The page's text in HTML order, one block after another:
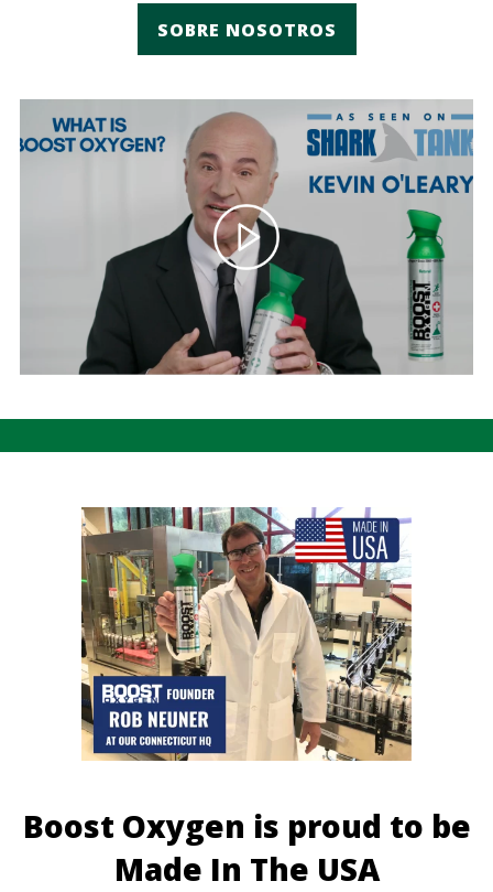
SOBRE NOSOTROS
Boost Oxygen is proud to be
Made In The USA